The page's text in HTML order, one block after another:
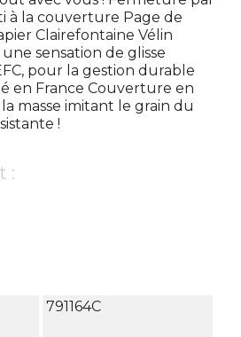
à la couverture Page de
Clairefontaine Vélin
sensation de glisse
pour la gestion durable
en France Couverture en
masse imitant le grain du
!
:
791164C